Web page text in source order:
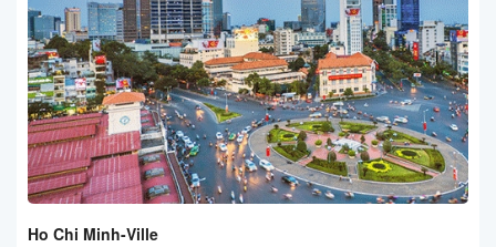
Ho Chi Minh-Ville